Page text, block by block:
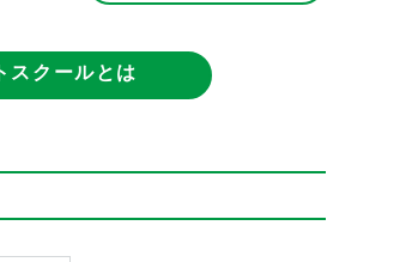
スクールとは